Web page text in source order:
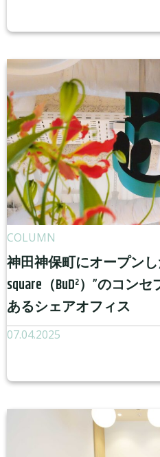
COLUMN
神田神保町にオープンし
square（BuD²）”のコン
あるシェアオフィス
07.04.2025